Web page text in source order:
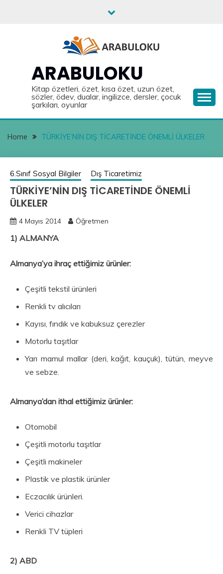
ARABULOKU
Kitap özetleri, özet, kısa özet, uzun özet,
sözler, ödev, dualar, ingilizce, dersler, çocuk
şarkıları, oyunlar
Home TÜRKİYE’NİN DIŞ TİCARETİNDE ÖNEMLİ ÜLKELER
6.Sınıf Sosyal Bilgiler Dış Ticaretimiz
TÜRKİYE’NİN DIŞ TİCARETİNDE ÖNEMLİ
ÜLKELER
4 Mayıs 2014 Öğretmen
1) ALMANYA
Almanya’ya ihraç ettiğimiz ürünler:
Çeşitli tekstil ürünleri
Renkli tv alıcıları
Kayısı, fındık ve kabuksuz çerezler
Motorlu taşıtlar
Yarı mamul mallar (deri, kağıt, kauçuk), tütün, meyve
ve sebze.
Almanya’dan ithal ettiğimiz ürünler:
Otomobil
Çeşitli motorlu taşıtlar
Çeşitli makineler
Plastik ve plastik ürünler
Eczacılık ürünleri.
Verici cihazlar
Renkli TV tüpleri
2) ABD